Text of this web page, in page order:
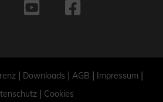
| Downloads | AGB | Impressum |
| Cookies